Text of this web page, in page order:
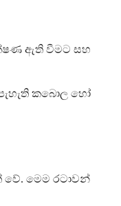
ඇති වීමට සහ
කබොල හෝ
මෙම රටාවන්